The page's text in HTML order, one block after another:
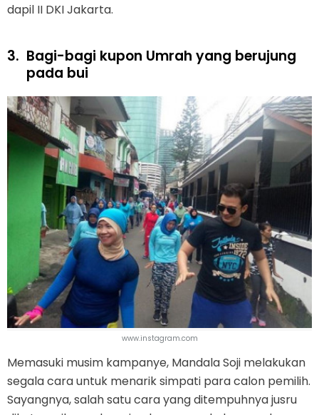
dapil II DKI Jakarta.
3. Bagi-bagi kupon Umrah yang berujung
pada bui
www.instagram.com
Memasuki musim kampanye, Mandala Soji melakukan
segala cara untuk menarik simpati para calon pemilih.
Sayangnya, salah satu cara yang ditempuhnya jusru